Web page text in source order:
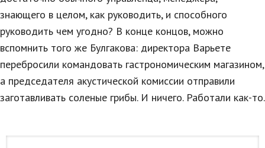
знающего в целом, как руководить, и способного
руководить чем угодно? В конце концов, можно
вспомнить того же Булгакова: директора Варьете
перебросили командовать гастрономическим магазином,
а председателя акустической комиссии отправили
заготавливать соленые грибы. И ничего. Работали как-то.